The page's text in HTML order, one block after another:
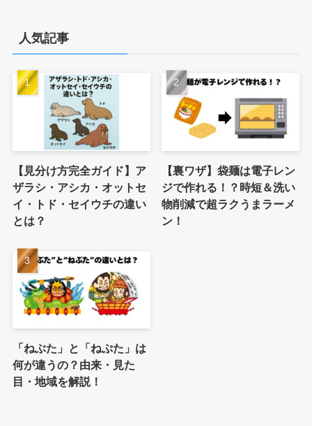
人気記事
【見分け方完全ガイド】ア
ザラシ・アシカ・オットセ
イ・トド・セイウチの違い
とは？
【裏ワザ】袋麺は電子レン
ジで作れる！？時短＆洗い
物削減で超ラクうまラーメ
ン！
「ねぶた」と「ねぷた」は
何が違うの？由来・見た
目・地域を解説！